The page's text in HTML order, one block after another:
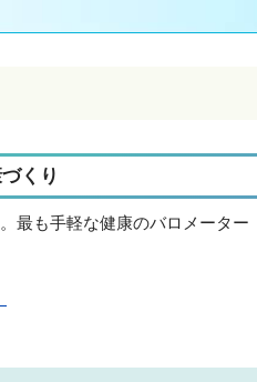
くり
最も手軽な健康のバロメーター